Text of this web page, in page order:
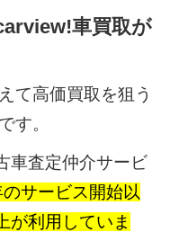
車買取が
て高価買取を狙う
す。
車査定仲介サービ
サービス開始以
が利用していま